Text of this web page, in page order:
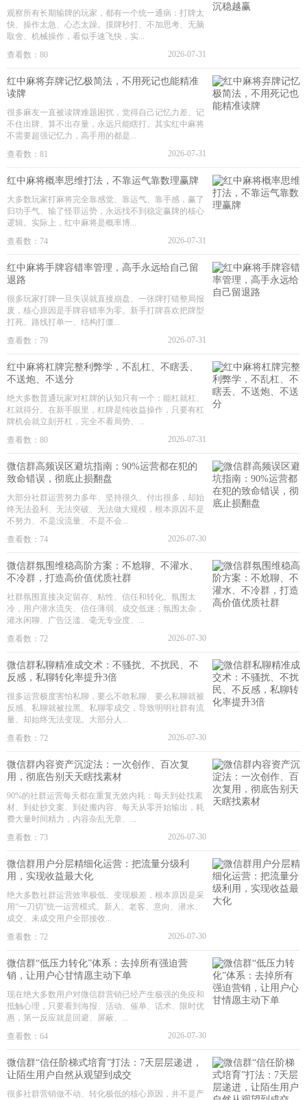
观察所有长期输牌的玩家，都有一个统一通病：打牌太
快、操作太急、心态太躁。摸牌秒打、不加思考、无脑
取舍、机械操作，看似手速飞快，实...
查看数：80
2026-07-31
红中麻将弃牌记忆极简法，不用死记也能精准
读牌
很多麻友一直被读牌难题困扰，觉得自己记忆力差、记
不住出牌、算不出存量，永远只能瞎打。其实红中麻将
不需要超强记忆力，高手用的都是...
查看数：81
2026-07-31
红中麻将概率思维打法，不靠运气靠数理赢牌
大多数玩家打麻将完全靠感觉、靠运气、靠手感，赢了
归功手气、输了怪罪运势，永远找不到稳定赢牌的核心
逻辑。实际上，红中麻将是概率博...
查看数：74
2026-07-31
红中麻将手牌容错率管理，高手永远给自己留
退路
很多玩家打牌一旦失误就直接崩盘、一张牌打错整局报
废，核心原因是手牌容错率为零。新手打牌喜欢把牌型
打死、路线打单一、结构打僵...
查看数：79
2026-07-31
红中麻将杠牌完整利弊学，不乱杠、不瞎丢、
不送炮、不送分
绝大多数普通玩家对杠牌的认知只有一个：能杠就杠、
杠就得分。在新手眼里，杠牌是纯收益操作，只要有杠
牌机会就立刻开杠，完全不看局势、...
查看数：80
2026-07-31
微信群高频误区避坑指南：90%运营都在犯的
致命错误，彻底止损翻盘
大部分社群运营努力多年、坚持很久、付出很多，却始
终无法盈利、无法突破、无法做大规模，根本原因不是
不努力、不是没流量、不是不会...
查看数：74
2026-07-30
微信群氛围维稳高阶方案：不尬聊、不灌水、
不冷群，打造高价值优质社群
社群氛围直接决定留存、粘性、信任和转化。氛围太
冷，用户潜水流失、信任薄弱、成交低迷；氛围太杂，
灌水闲聊、广告泛滥、毫无专业度、...
查看数：72
2026-07-30
微信群私聊精准成交术：不骚扰、不扰民、不
反感，私聊转化率提升3倍
很多运营极度害怕私聊，要么不敢私聊、要么私聊就被
反感、私聊就被拉黑、私聊零成交，导致明明社群有流
量、却始终无法变现。大部分人...
查看数：72
2026-07-30
微信群内容资产沉淀法：一次创作、百次复
用，彻底告别天天瞎找素材
90%的社群运营每天都在重复无效内耗：每天到处找素
材、到处抄文案、到处搬内容、每天从零开始输出，耗
费大量时间精力，内容杂乱无章、...
查看数：73
2026-07-30
微信群用户分层精细化运营：把流量分级利
用，实现收益最大化
绝大多数社群运营效率极低、变现极差，根本原因是采
用“一刀切”统一运营模式。新人、老客、意向、潜水、
成交、未成交用户全部接收...
查看数：72
2026-07-30
微信群“低压力转化”体系：去掉所有强迫营
销，让用户心甘情愿主动下单
现在绝大多数用户对微信群营销已经产生极强的免疫和
抵触心理，只要看到海报、活动、催单、话术、限时优
惠，第一反应就是回避、屏蔽、...
查看数：64
2026-07-30
微信群“信任阶梯式培育”打法：7天层层递进，
让陌生用户自然从观望到成交
很多社群营销做不动、转化极低的核心原因，并不是产